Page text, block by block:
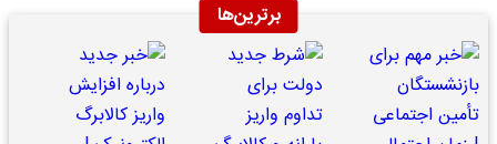
برترین‌ها